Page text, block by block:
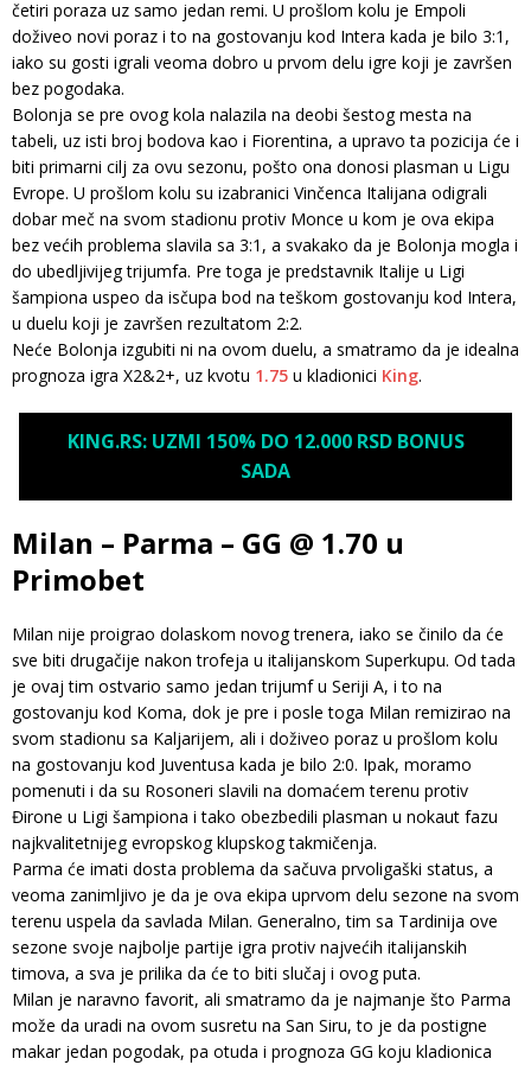
četiri poraza uz samo jedan remi. U prošlom kolu je Empoli
doživeo novi poraz i to na gostovanju kod Intera kada je bilo 3:1,
iako su gosti igrali veoma dobro u prvom delu igre koji je završen
bez pogodaka.
Bolonja se pre ovog kola nalazila na deobi šestog mesta na
tabeli, uz isti broj bodova kao i Fiorentina, a upravo ta pozicija će i
biti primarni cilj za ovu sezonu, pošto ona donosi plasman u Ligu
Evrope. U prošlom kolu su izabranici Vinčenca Italijana odigrali
dobar meč na svom stadionu protiv Monce u kom je ova ekipa
bez većih problema slavila sa 3:1, a svakako da je Bolonja mogla i
do ubedljivijeg trijumfa. Pre toga je predstavnik Italije u Ligi
šampiona uspeo da isčupa bod na teškom gostovanju kod Intera,
u duelu koji je završen rezultatom 2:2.
Neće Bolonja izgubiti ni na ovom duelu, a smatramo da je idealna
prognoza igra X2&2+, uz kvotu 1.75 u kladionici King.
KING.RS: UZMI 150% DO 12.000 RSD BONUS
SADA
Milan – Parma – GG @ 1.70 u
Primobet
Milan nije proigrao dolaskom novog trenera, iako se činilo da će
sve biti drugačije nakon trofeja u italijanskom Superkupu. Od tada
je ovaj tim ostvario samo jedan trijumf u Seriji A, i to na
gostovanju kod Koma, dok je pre i posle toga Milan remizirao na
svom stadionu sa Kaljarijem, ali i doživeo poraz u prošlom kolu
na gostovanju kod Juventusa kada je bilo 2:0. Ipak, moramo
pomenuti i da su Rosoneri slavili na domaćem terenu protiv
Đirone u Ligi šampiona i tako obezbedili plasman u nokaut fazu
najkvalitetnijeg evropskog klupskog takmičenja.
Parma će imati dosta problema da sačuva prvoligaški status, a
veoma zanimljivo je da je ova ekipa uprvom delu sezone na svom
terenu uspela da savlada Milan. Generalno, tim sa Tardinija ove
sezone svoje najbolje partije igra protiv najvećih italijanskih
timova, a sva je prilika da će to biti slučaj i ovog puta.
Milan je naravno favorit, ali smatramo da je najmanje što Parma
može da uradi na ovom susretu na San Siru, to je da postigne
makar jedan pogodak, pa otuda i prognoza GG koju kladionica